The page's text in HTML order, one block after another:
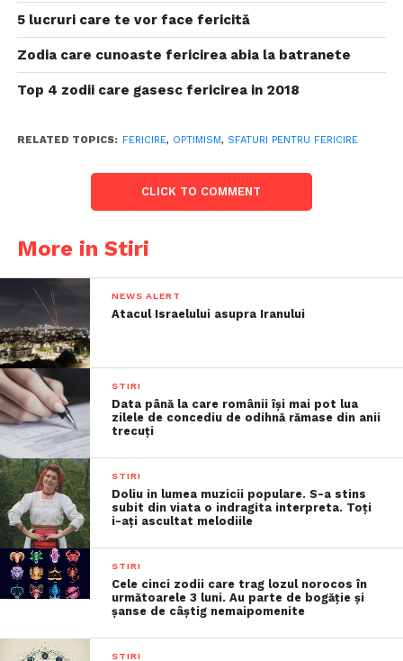
5 lucruri care te vor face fericită
Zodia care cunoaste fericirea abia la batranete
Top 4 zodii care gasesc fericirea in 2018
RELATED TOPICS: FERICIRE, OPTIMISM, SFATURI PENTRU FERICIRE
CLICK TO COMMENT
More in Stiri
NEWS ALERT
Atacul Israelului asupra Iranului
STIRI
Data până la care românii îşi mai pot lua
zilele de concediu de odihnă rămase din anii
trecuţi
STIRI
Doliu in lumea muzicii populare. S-a stins
subit din viata o indragita interpreta. Toți
i-ați ascultat melodiile
STIRI
Cele cinci zodii care trag lozul norocos în
următoarele 3 luni. Au parte de bogăție și
șanse de câștig nemaipomenite
STIRI